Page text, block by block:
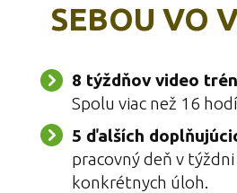
SEBOU VO
8 týždňov video
Spolu viac než 16
5 ďalších
pracovný deň v
konkrétnych úloh.